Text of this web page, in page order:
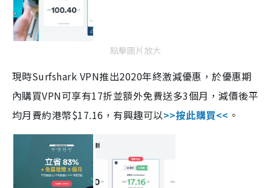
點擊圖片放大
現時Surfshark VPN推出2020年終激減優惠，於優惠期
內購買VPN可享有17折並額外免費送多3個月，減價後平
均月費約港幣$17.16，有興趣可以>>按此購買<< 。